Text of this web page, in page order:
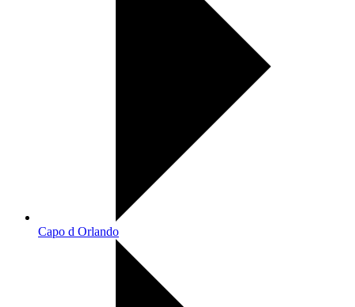
Capo d Orlando